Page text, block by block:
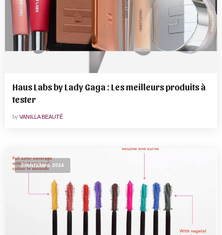
Haus Labs by Lady Gaga : Les meilleurs produits à
tester
by VANILLA BEAUTÉ
PRINTEMPS 2024